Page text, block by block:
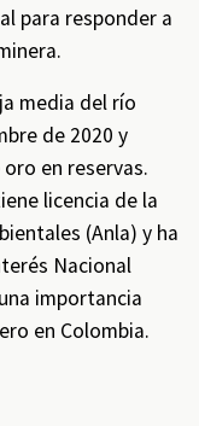
para responder a
media del río
de 2020 y
en reservas.
licencia de la
(Anla) y ha
Nacional
importancia
en Colombia.